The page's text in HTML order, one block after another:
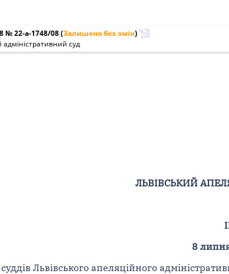
№ 22-а-1748/08(Залишено без змін)
суд
ЛЬВІВСЬКИЙ
8
Львівського апеляційного